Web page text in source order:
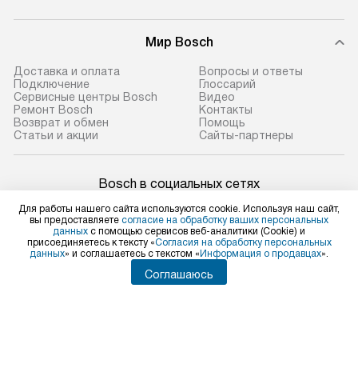
Мир Bosch
Доставка и оплата
Подключение
Сервисные центры Bosch
Ремонт Bosch
Возврат и обмен
Статьи и акции
Вопросы и ответы
Глоссарий
Видео
Контакты
Помощь
Сайты-партнеры
Bosch в социальных сетях
Для физических лиц
shop@bosch-centre.ru
Для юридических лиц
Для работы нашего сайта используются cookie. Используя наш сайт,
вы предоставляете согласие на обработку ваших персональных
данных с помощью сервисов веб-аналитики (Cookie) и
присоединяетесь к тексту «Согласия на обработку персональных
данных» и соглашаетесь с текстом « Информация о продавцах».
Соглашаюсь